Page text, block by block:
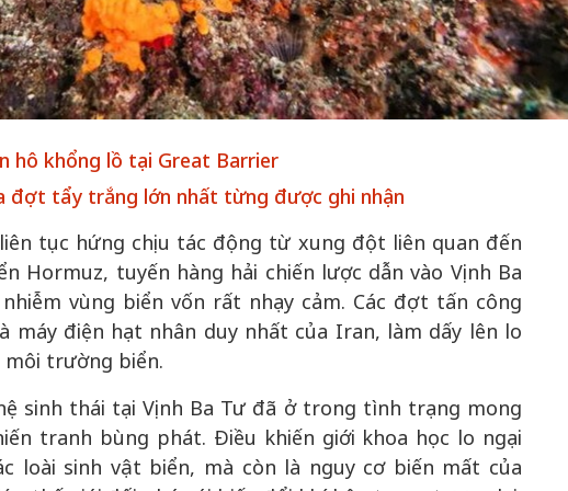
hô khổng lồ tại Great Barrier
đợt tẩy trắng lớn nhất từng được ghi nhận
tục hứng chịu tác động từ xung đột liên quan đến
Hormuz, tuyến hàng hải chiến lược dẫn vào Vịnh Ba
vùng biển vốn rất nhạy cảm. Các đợt tấn công
máy điện hạt nhân duy nhất của Iran, làm dấy lên lo
môi trường biển.
sinh thái tại Vịnh Ba Tư đã ở trong tình trạng mong
tranh bùng phát. Điều khiến giới khoa học lo ngại
loài sinh vật biển, mà còn là nguy cơ biến mất của
– Khơi
lực văn hóa,
vị thế kiến
5: Dấu ấn
trình
toàn cầu
50 năm Việt Nam gia
nhập UNESCO: Khơi
nguồn nội lực văn hóa,
định hình vị thế kiến
tạo | Kỳ 4: Sáng kiến
làm nên diện mạo mới
định hình vị
tạo | Kỳ 3:
quốc tế bằng
Việt Nam